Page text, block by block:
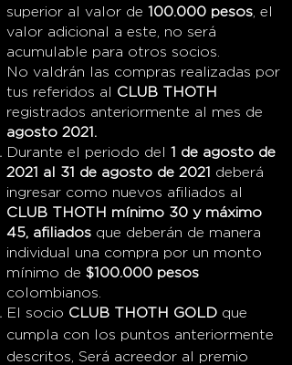
superior al valor de 100.000 pesos , el
valor adicional a este, no será
acumulable para otros socios.
No valdrán las compras realizadas por
tus referidos al CLUB THOTH
registrados anteriormente al mes de
agosto 2021.
Durante el periodo del 1 de agosto de
2021 al 31 de agosto de 2021 deberá
ingresar como nuevos afiliados al
CLUB THOTH mínimo 30 y máximo
45, afiliados que deberán de manera
individual una compra por un monto
mínimo de $100.000 pesos
colombianos.
El socio CLUB THOTH GOLD que
cumpla con los puntos anteriormente
descritos, Será acreedor al premio